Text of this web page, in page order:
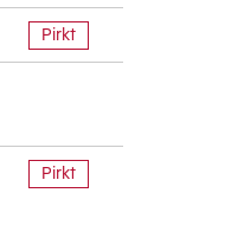
Pirkt
Pirkt